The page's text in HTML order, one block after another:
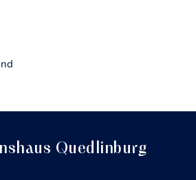
Quedlinburg